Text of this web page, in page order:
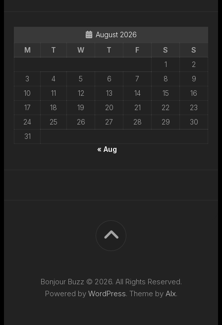
August 2026
M
T W T F S
S
1
2
3
4 5 6 7 8
9
10
11 12 13 14 15
16
17
18 19 20 21 22
23
24
25 26 27 28 29
30
31
« Aug
Bonjour Buzz © 2026. All Rights Reserved.
Powered by WordPress. Theme by Alx.